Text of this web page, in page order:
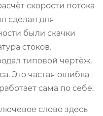
скорости потока
сделан для
были скачки
стоков.
типовой чертёж,
Это частая ошибка
сама по себе.
слово здесь